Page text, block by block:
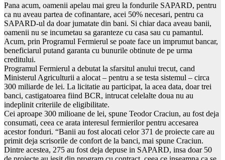
Pana acum, oamenii apelau mai greu la fondurile SAPARD, pentru
ca nu aveau partea de cofinantare, acei 50% necesari, pentru ca
SAPARD-ul da doar jumatate din bani. Si chiar daca aveau banii,
oamenii nu se incumetau sa garanteze cu casa sau cu pamantul.
Acum, prin Programul Fermierul se poate face un imprumut bancar,
beneficiarul putand garanta cu bunurile obtinute de pe urma
creditului.
Programul Fermierul a debutat la sfarsitul anului trecut, cand
Ministerul Agriculturii a alocat – pentru a se testa sistemul – circa
300 miliarde de lei. La licitatie au participat, la acea data, doar trei
banci, castigatoarea fiind BCR, intrucat celelalte doua nu au
indeplinit criteriile de eligibilitate.
Cei aproape 300 milioane de lei, spune Teodor Craciun, au fost deja
consumati, ceea ce arata interesul fermierilor pentru accesarea
acestor fonduri. “Banii au fost alocati celor 371 de proiecte care au
primit deja scrisorile de confort de la banci, mai spune Craciun.
Dintre acestea, 275 au fost deja depuse in SAPARD, insa doar 50